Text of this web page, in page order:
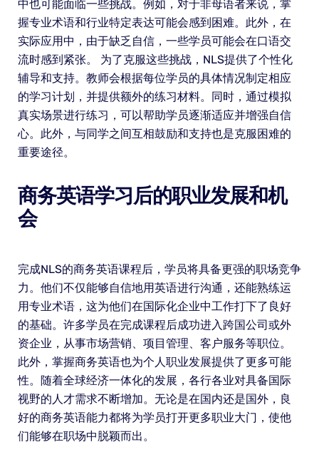
中也可能面临一些挑战。例如，对于非母语者来说，掌
握专业术语和行业特定表达可能会感到困难。此外，在
实际应用中，由于缺乏自信，一些学员可能会在口语交
流时感到紧张。 为了克服这些挑战，NLS提供了个性化
辅导和支持。教师会根据每位学员的具体情况制定相应
的学习计划，并提供额外的练习材料。同时，通过模拟
真实场景进行练习，可以帮助学员逐渐适应并增强自信
心。此外，与同学之间互相鼓励和支持也是克服困难的
重要途径。
商务英语学习后的职业发展和机
会
完成NLS的商务英语课程后，学员将具备更强的职场竞争
力。他们不仅能够自信地用英语进行沟通，还能熟练运
用专业术语，这为他们在国际化企业中工作打下了良好
的基础。许多学员在完成课程后成功进入跨国公司或外
资企业，从事市场营销、项目管理、客户服务等职位。
此外，掌握商务英语也为个人职业发展提供了更多可能
性。随着全球经济一体化的发展，各行各业对具备国际
视野的人才需求不断增加。无论是在国内还是国外，良
好的商务英语能力都将为学员打开更多职业大门，使他
们能够在职场中脱颖而出。